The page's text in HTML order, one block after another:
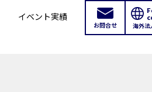
イベント実績
お問合せ 海外法